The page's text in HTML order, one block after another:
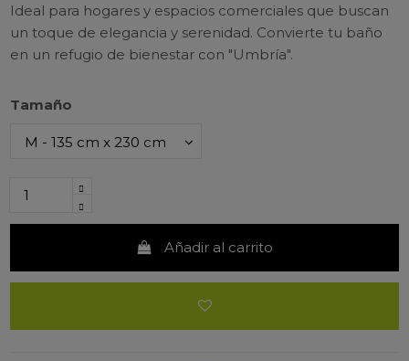
Ideal para hogares y espacios comerciales que buscan
un toque de elegancia y serenidad. Convierte tu baño
en un refugio de bienestar con "Umbría".
Tamaño
Añadir al carrito